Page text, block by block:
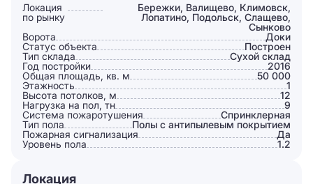
Локация
по рынку
Бережки, Валищево, Климовск,
Лопатино, Подольск, Слащево,
Сынково
Ворота
Доки
Статус объекта
Построен
Тип склада
Сухой склад
Год постройки
2016
Общая площадь, кв. м
50 000
Этажность
1
Высота потолков, м
12
Нагрузка на пол, тн
9
Система пожаротушения
Спринклерная
Тип пола
Полы с антипылевым покрытием
Пожарная сигнализация
Да
Уровень пола
1.2
Локация